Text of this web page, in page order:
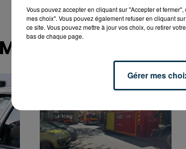
Vous pouvez accepter en cliquant sur "Accepter et
mes choix". Vous pouvez également refuser en cliquant
ce site. Vous pouvez mettre à jour vos choix, ou retirer
bas de chaque page.
Gérer mes